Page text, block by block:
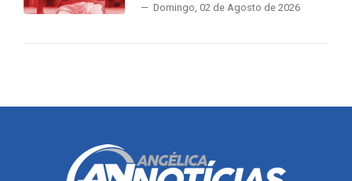
Domingo, 02 de Agosto de 2026